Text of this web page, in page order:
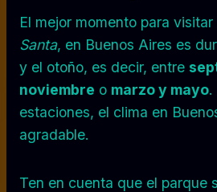
El mejor momento para visitar
Santa, en Buenos Aires es
y el otoño, es decir, entre
noviembre o marzo y mayo.
estaciones, el clima en
agradable.
Ten en cuenta que el parque